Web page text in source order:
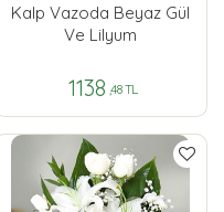
Kalp Vazoda Beyaz Gül
Ve Lilyum
1138 ,48 TL